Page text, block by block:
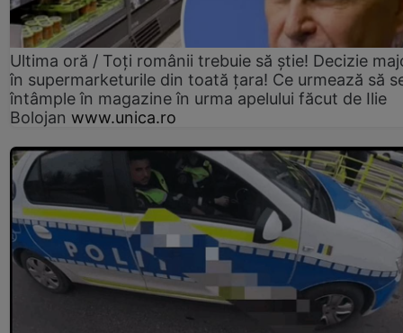
Ultima oră / Toți românii trebuie să știe! Decizie
în supermarketurile din toată țara! Ce urmează să
întâmple în magazine în urma apelului făcut de Ilie
Bolojan www.unica.ro